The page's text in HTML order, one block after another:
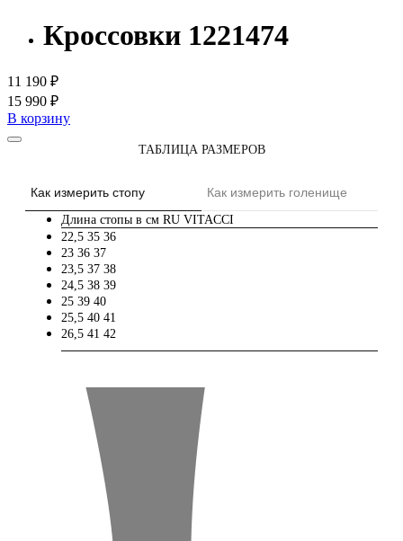
Кроссовки 1221474
11 190 ₽
15 990 ₽
В корзину
ТАБЛИЦА РАЗМЕРОВ
Как измерить стопу Как измерить голенище
Длина стопы в см RU VITACCI
22,5 35 36
23 36 37
23,5 37 38
24,5 38 39
25 39 40
25,5 40 41
26,5 41 42